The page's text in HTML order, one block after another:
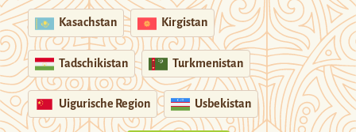
Kasachstan Kirgistan
Tadschikistan Turkmenistan
Uigurische Region Usbekistan